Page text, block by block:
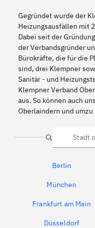
Gegründet wurde der
Heizungsausfällen mit
Dabei seit der
der Verbandsgründer
Bürokräfte, die für die
sind, drei Klempner
Sanitär - und
Klempner Verband
aus. So können auch
Oberlaindern und
Suche
Berlin
München
Frankfurt am Main
Düsseldorf